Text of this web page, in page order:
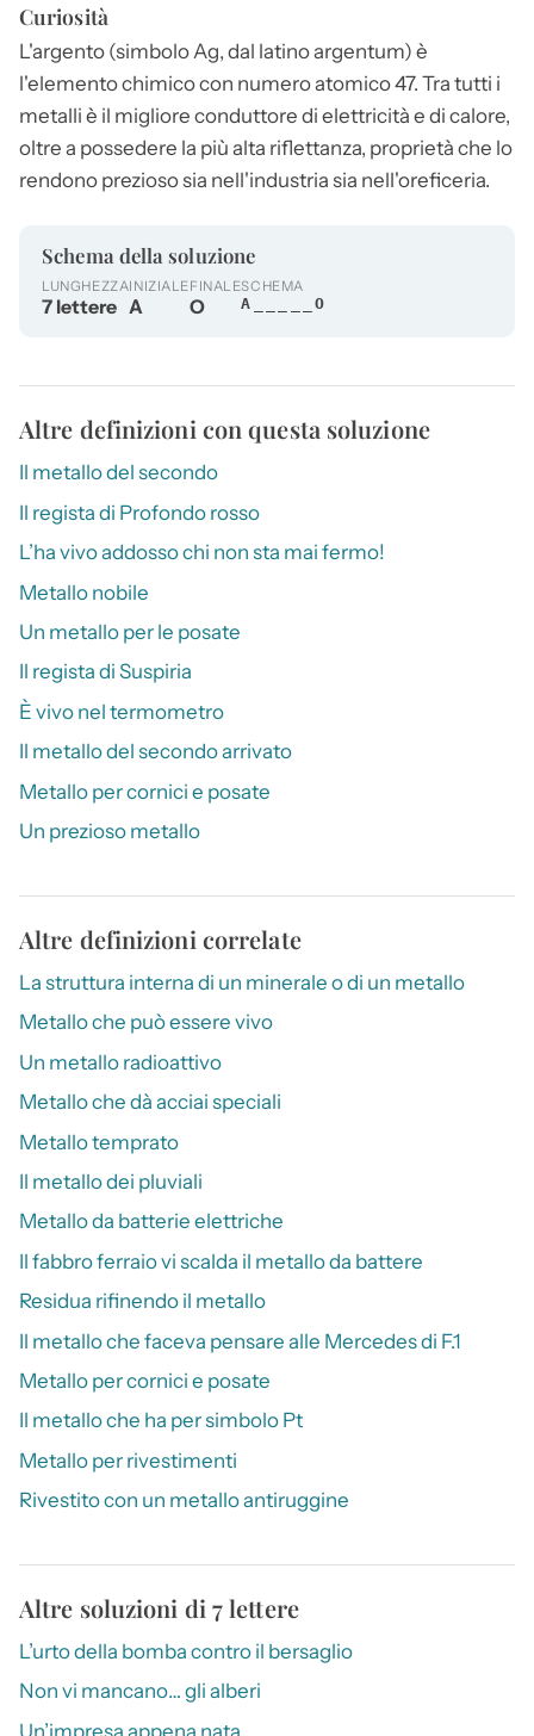
Curiosità
L'argento (simbolo Ag, dal latino argentum) è
l'elemento chimico con numero atomico 47. Tra tutti i
metalli è il migliore conduttore di elettricità e di calore,
oltre a possedere la più alta riflettanza, proprietà che lo
rendono prezioso sia nell'industria sia nell'oreficeria.
Schema della soluzione
LUNGHEZZA
7 lettere
INIZIALE
A
FINALE
O
SCHEMA
A_____O
Altre definizioni con questa soluzione
Il metallo del secondo
Il regista di Profondo rosso
L’ha vivo addosso chi non sta mai fermo!
Metallo nobile
Un metallo per le posate
Il regista di Suspiria
È vivo nel termometro
Il metallo del secondo arrivato
Metallo per cornici e posate
Un prezioso metallo
Altre definizioni correlate
La struttura interna di un minerale o di un metallo
Metallo che può essere vivo
Un metallo radioattivo
Metallo che dà acciai speciali
Metallo temprato
Il metallo dei pluviali
Metallo da batterie elettriche
Il fabbro ferraio vi scalda il metallo da battere
Residua rifinendo il metallo
Il metallo che faceva pensare alle Mercedes di F.1
Metallo per cornici e posate
Il metallo che ha per simbolo Pt
Metallo per rivestimenti
Rivestito con un metallo antiruggine
Altre soluzioni di 7 lettere
L’urto della bomba contro il bersaglio
Non vi mancano… gli alberi
Un’impresa appena nata